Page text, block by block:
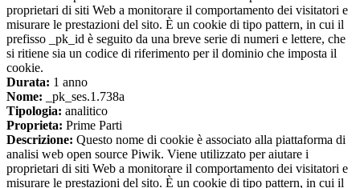
proprietari di siti Web a monitorare il comportamento dei visitatori e
misurare le prestazioni del sito. È un cookie di tipo pattern, in cui il
prefisso _pk_id è seguito da una breve serie di numeri e lettere, che
si ritiene sia un codice di riferimento per il dominio che imposta il
cookie.
Durata: 1 anno
Nome: _pk_ses.1.738a
Tipologia: analitico
Proprieta: Prime Parti
Descrizione: Questo nome di cookie è associato alla piattaforma di
analisi web open source Piwik. Viene utilizzato per aiutare i
proprietari di siti Web a monitorare il comportamento dei visitatori e
misurare le prestazioni del sito. È un cookie di tipo pattern, in cui il